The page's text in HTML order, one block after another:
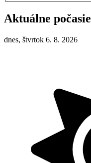
Aktuálne počasie
dnes, štvrtok 6. 8. 2026